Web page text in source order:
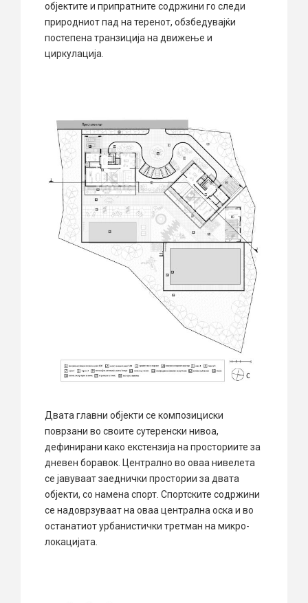
објектите и припратните содржини го следи
природниот пад на теренот, обзбедувајќи
постепена транзиција на движење и
циркулација.
Двата главни објекти се композициски
поврзани во своите сутеренски нивоа,
дефинирани како екстензија на просториите за
дневен боравок. Централно во оваа нивелета
се јавуваат заеднички простории за двата
објекти, со намена спорт. Спортските содржини
се надоврзуваат на оваа централна оска и во
останатиот урбанистички третман на микро-
локацијата.